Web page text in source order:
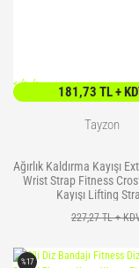
</> />
181,73 TL +
Tayzon
Ağırlık Kaldırma Kayışı
Wrist Strap Fitness
Kayışı Lifting
227,27 TL +
%17